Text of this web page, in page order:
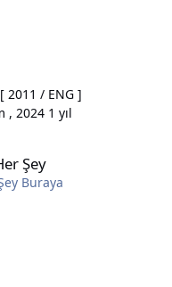
2011 / ENG ]
, 2024 1 yıl
Şey
Buraya